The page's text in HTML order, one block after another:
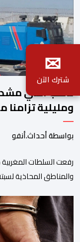
تأهب أمني
ومليلية
بواسطة أحداث.أنفو
رفعت السلطات المغربية
والمناطق المحاذية
خلال الساعات الأخيرة
المؤدية إلى الفنيدق،
✉
شترك الآن